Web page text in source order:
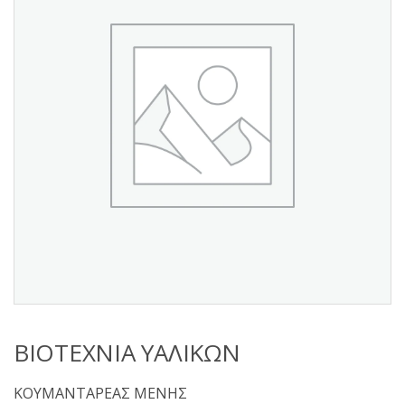
ΒΙΟΤΕΧΝΙΑ ΥΑΛΙΚΩΝ
ΚΟΥΜΑΝΤΑΡΕΑΣ ΜΕΝΗΣ